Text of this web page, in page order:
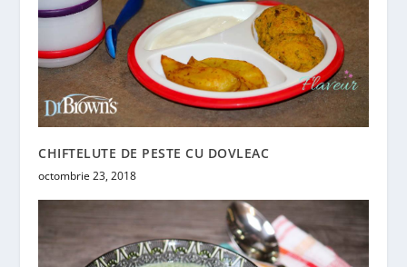
CHIFTELUTE DE PESTE CU DOVLEAC
octombrie 23, 2018